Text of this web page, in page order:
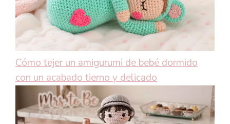
Cómo tejer un amigurumi de bebé dormido
con un acabado tierno y delicado